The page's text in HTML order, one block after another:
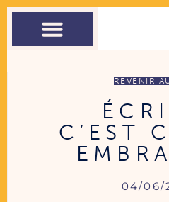
REVENIR
C’EST
04/06/